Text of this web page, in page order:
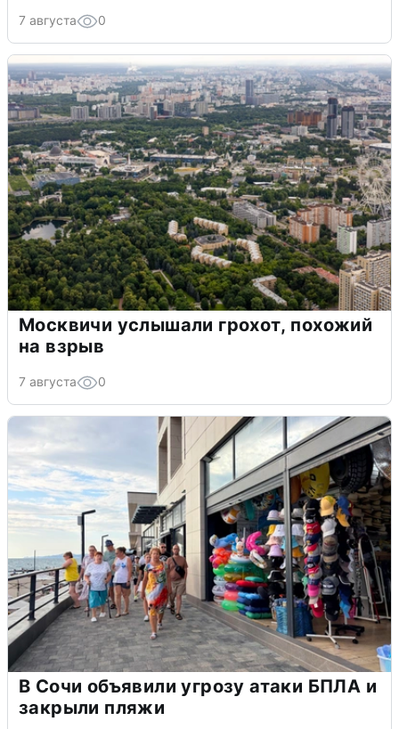
7 августа 0
Москвичи услышали грохот, похожий
на взрыв
7 августа 0
В Сочи объявили угрозу атаки БПЛА и
закрыли пляжи